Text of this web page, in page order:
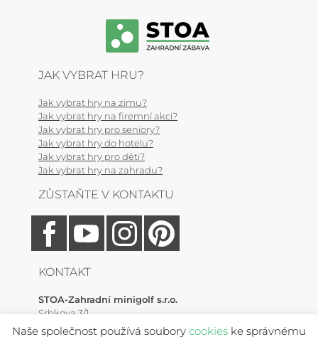
JAK VYBRAT HRU?
Jak vybrat hry na zimu?
Jak vybrat hry na firemní akci?
Jak vybrat hry pro seniory?
Jak vybrat hry do hotelu?
Jak vybrat hry pro děti?
Jak vybrat hry na zahradu?
ZŮSTAŇTE V KONTAKTU
KONTAKT
STOA-Zahradní minigolf s.r.o.
Srbkova 3/1
Zlonín, 250 64 (Praha-východ)
Naše společnost používá soubory cookies ke správnému